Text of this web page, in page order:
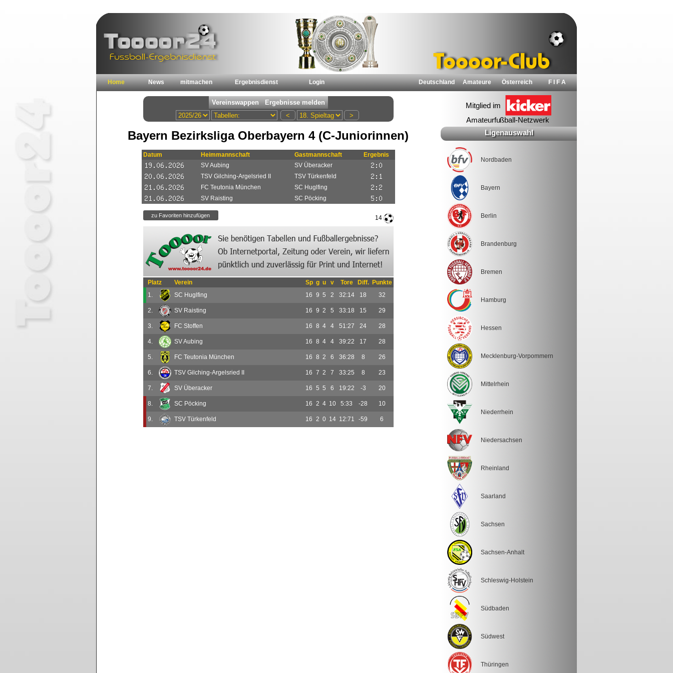
Home News mitmachen Ergebnisdienst Login Deutschland Amateure Österreich F I F A
Bayern Bezirksliga Oberbayern 4 (C-Juniorinnen)
Datum Heimmannschaft Gastmannschaft
Ergebnis
SV Aubing
SV Überacker
TSV Gilching-Argelsried II
TSV Türkenfeld
FC Teutonia München
SC Huglfing
SV Raisting
SC Pöcking
14
Platz Verein Sp g u v Tore Diff.
Punkte
1.
SC Huglfing 16 9 5 2 32:14 18 32
2. SV Raisting 16 9 2 5 33:18 15 29
3. FC Stoffen 16 8 4 4 51:27 24 28
4. SV Aubing 16 8 4 4 39:22 17 28
5. FC Teutonia München 16 8 2 6 36:28 8 26
6. TSV Gilching-Argelsried II 16 7 2 7 33:25 8 23
7. SV Überacker 16 5 5 6 19:22 -3 20
8. SC Pöcking 16 2 4 10 5:33 -28 10
9. TSV Türkenfeld 16 2 0 14 12:71 -59 6
Ligenauswahl
Nordbaden
Bayern
Berlin
Brandenburg
Bremen
Hamburg
Hessen
Mecklenburg-Vorpommern
Mittelrhein
Niederrhein
Niedersachsen
Rheinland
Saarland
Sachsen
Sachsen-Anhalt
Schleswig-Holstein
Südbaden
Südwest
Thüringen